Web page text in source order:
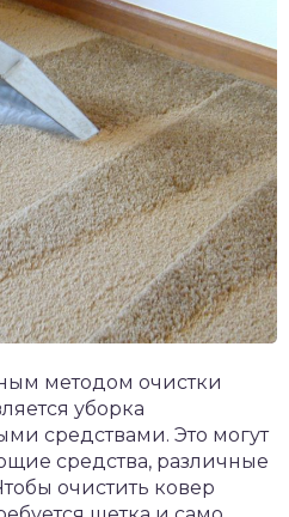
методом очистки
уборка
средствами. Это могут
средства, различные
очистить ковер